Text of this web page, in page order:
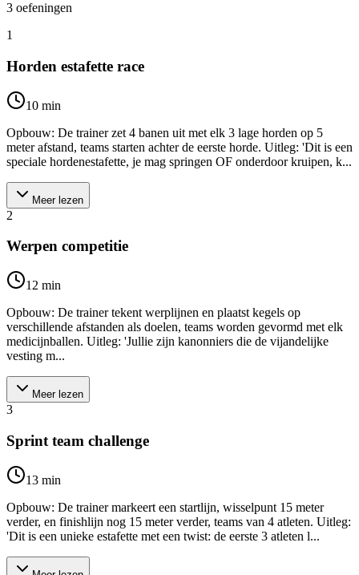
3 oefeningen
1
Horden estafette race
10 min
Opbouw: De trainer zet 4 banen uit met elk 3 lage horden op 5
meter afstand, teams starten achter de eerste horde. Uitleg: 'Dit is een
speciale hordenestafette, je mag springen OF onderdoor kruipen, k...
Meer lezen
2
Werpen competitie
12 min
Opbouw: De trainer tekent werplijnen en plaatst kegels op
verschillende afstanden als doelen, teams worden gevormd met elk
medicijnballen. Uitleg: 'Jullie zijn kanonniers die de vijandelijke
vesting m...
Meer lezen
3
Sprint team challenge
13 min
Opbouw: De trainer markeert een startlijn, wisselpunt 15 meter
verder, en finishlijn nog 15 meter verder, teams van 4 atleten. Uitleg:
'Dit is een unieke estafette met een twist: de eerste 3 atleten l...